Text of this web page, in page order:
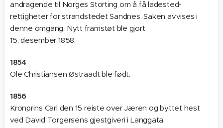
andragende til Norges Storting om å få ladested-
rettigheter for strandstedet Sandnes. Saken avvises i
denne omgang. Nytt framstøt ble gjort
15. desember 1858.
1854
Ole Christiansen Østraadt ble født.
1856
Kronprins Carl den 15 reiste over Jæren og byttet hest
ved David Torgersens gjestgiveri i Langgata.